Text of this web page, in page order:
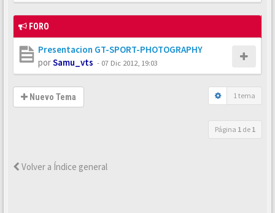
FORO
Presentacion GT-SPORT-PHOTOGRAPHY
porSamu_vts - 07 Dic 2012, 19:03
Nuevo Tema 1 tema
Página 1 de 1
Volver a Índice general